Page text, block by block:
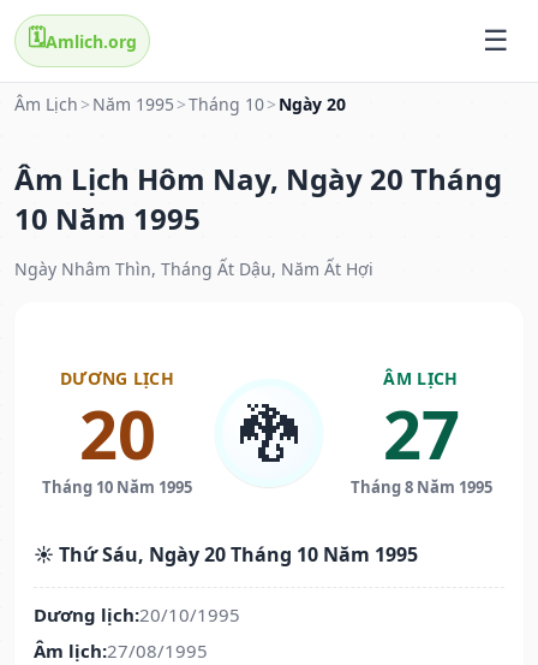
🗓️Amlich.org
Âm Lịch > Năm 1995 >Tháng 10> Ngày 20
Âm Lịch Hôm Nay, Ngày 20 Tháng
10 Năm 1995
Ngày Nhâm Thìn, Tháng Ất Dậu, Năm Ất Hợi
DƯƠNG LỊCH
20
Tháng 10 Năm 1995
🐉
ÂM LỊCH
27
Tháng 8 Năm 1995
☀️ Thứ Sáu, Ngày 20 Tháng 10 Năm 1995
Dương lịch:20/10/1995
Âm lịch:27/08/1995